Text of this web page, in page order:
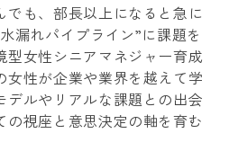
も、部長以上になると急に
れパイプライン”に課題を
型女性シニアマネジャー育成
女性が企業や業界を越えて学
デルやリアルな課題との出会
の視座と意思決定の軸を育む